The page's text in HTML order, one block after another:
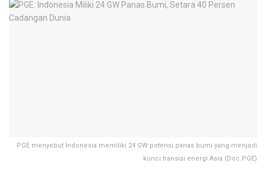
PGE menyebut Indonesia memiliki 24 GW potensi panas bumi yang menjadi
kunci transisi energi Asia (Doc.PGE)